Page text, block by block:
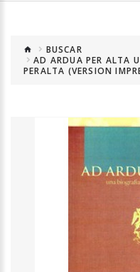
BUSCAR
AD ARDUA PER ALTA
PERALTA (VERSION